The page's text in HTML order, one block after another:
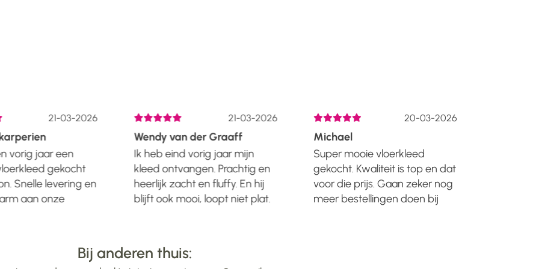
21-03-2026
vorig jaar een
gekocht
Snelle levering en
aan onze
21-03-2026
Wendy van der Graaff
Ik heb eind vorig jaar mijn
kleed ontvangen. Prachtig en
heerlijk zacht en fluffy. En hij
blijft ook mooi, loopt niet plat.
hebben. Was er binnen
aangegeven aantal
20-03-2026
Michael
Super mooie vloerkleed
gekocht. Kwaliteit is top en dat
voor die prijs. Gaan zeker nog
meer bestellingen doen bij
Bij anderen thuis: